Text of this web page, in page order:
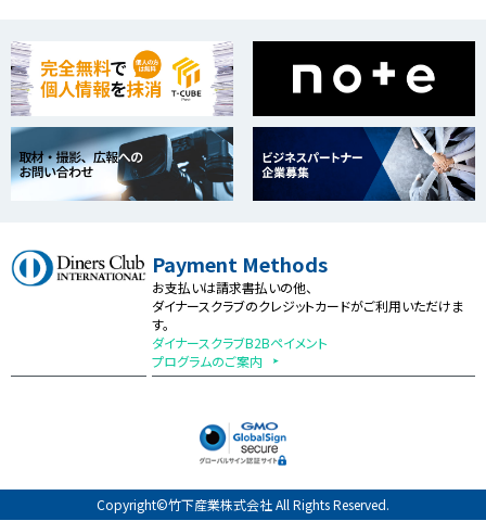
Payment Methods
お支払いは請求書払いの他、
ダイナースクラブのクレジットカードがご利用いただけま
す。
ダイナースクラブB2Bペイメント
プログラムのご案内
Copyright©竹下産業株式会社 All Rights Reserved.